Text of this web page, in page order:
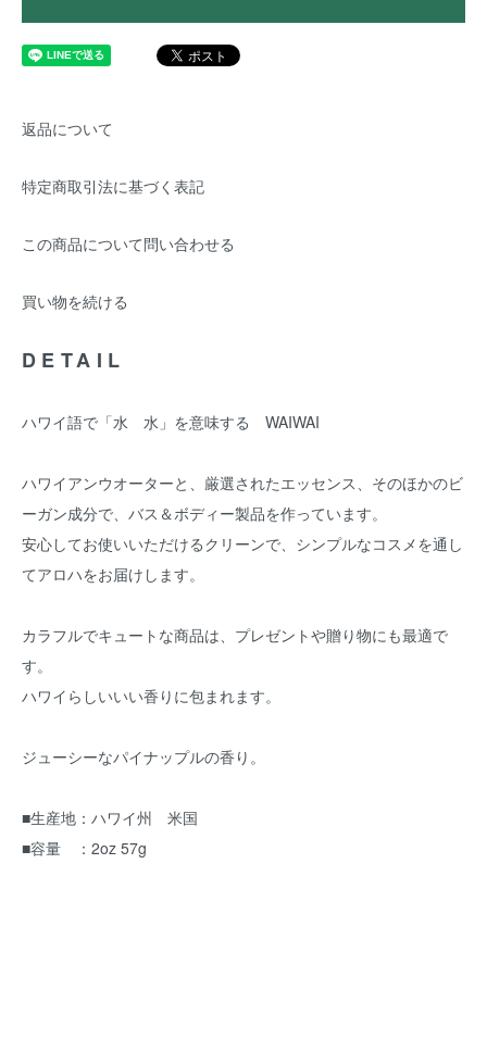
返品について
特定商取引法に基づく表記
この商品について問い合わせる
買い物を続ける
DETAIL
ハワイ語で「水 水」を意味する WAIWAI
ハワイアンウオーターと、厳選されたエッセンス、そのほかのビ
ーガン成分で、バス＆ボディー製品を作っています。
安心してお使いいただけるクリーンで、シンプルなコスメを通し
てアロハをお届けします。
カラフルでキュートな商品は、プレゼントや贈り物にも最適で
す。
ハワイらしいいい香りに包まれます。
ジューシーなパイナップルの香り。
■生産地：ハワイ州 米国
■容量 ：2oz 57g